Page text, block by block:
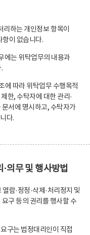
하는 개인정보 항목이
항이 없습니다.
에는 위탁업무의 내용과
에 따라 위탁업무 수행목적
한, 수탁자에 대한 관리·
서에 명시하고, 수탁자가
다.
의무 및 행사방법
람·정정·삭제·처리정지 및
구 등의 권리를 행사할 수
구는 법정대리인이 직접